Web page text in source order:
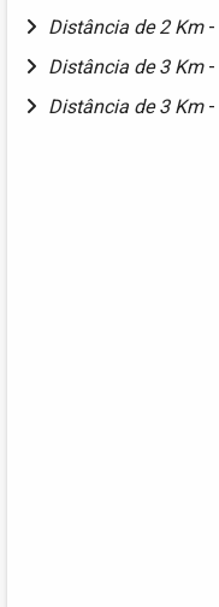
Distância de 2 Km -
Distância de 3 Km -
Distância de 3 Km -